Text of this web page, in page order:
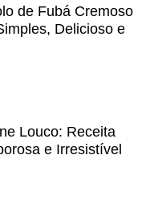
de Fubá Cremoso
Delicioso e
Louco: Receita
e Irresistível